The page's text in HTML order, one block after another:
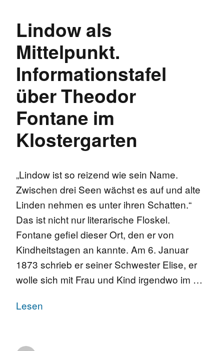
Lindow als
Mittelpunkt.
Informationstafel
über Theodor
Fontane im
Klostergarten
„Lindow ist so reizend wie sein Name.
Zwischen drei Seen wächst es auf und alte
Linden nehmen es unter ihren Schatten.“
Das ist nicht nur literarische Floskel.
Fontane gefiel dieser Ort, den er von
Kindheitstagen an kannte. Am 6. Januar
1873 schrieb er seiner Schwester Elise, er
wolle sich mit Frau und Kind irgendwo im …
Lesen